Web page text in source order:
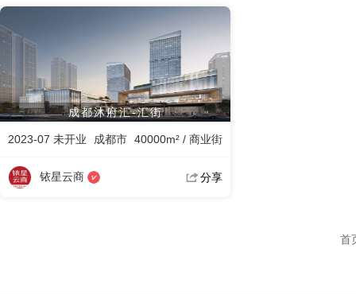
成都沐府汇-汇街
2023-07 未开业 成都市 40000m² / 商业街
铱星云商 分享
首